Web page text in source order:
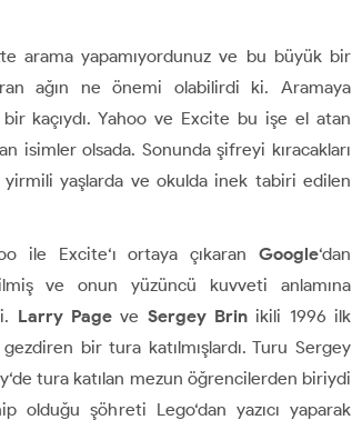
arama yapamıyordunuz ve bu büyük bir
ağın ne önemi olabilirdi ki. Aramaya
kaçıydı. Yahoo ve Excite bu işe el atan
isimler olsada. Sonunda şifreyi kıracakları
yirmili yaşlarda ve okulda inek tabiri edilen
ile Excite‘ı ortaya çıkaran Google‘dan
ve onun yüzüncü kuvveti anlamına
Larry Pageve Sergey Brinikili 1996 ilk
bir tura katılmışlardı. Turu Sergey
tura katılan mezun öğrencilerden biriydi
şöhreti Lego‘dan yazıcı yaparak